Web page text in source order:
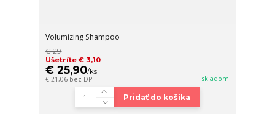
Volumizing Shampoo
€ 29
Ušetríte € 3,10
€ 25,90/ks
€ 21,06 bez DPH skladom
Pridať do košíka